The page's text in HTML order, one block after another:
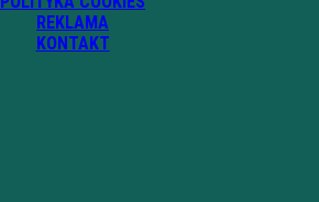
REKLAMA
KONTAKT